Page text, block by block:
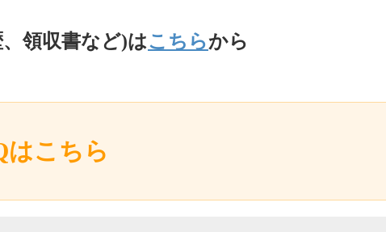
領収書など)はこちらから
はこちら